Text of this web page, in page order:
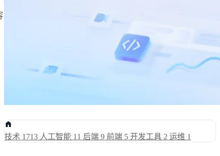
技术 1713 人工智能 11 后端 9 前端 5 开发工具 2 运维 1